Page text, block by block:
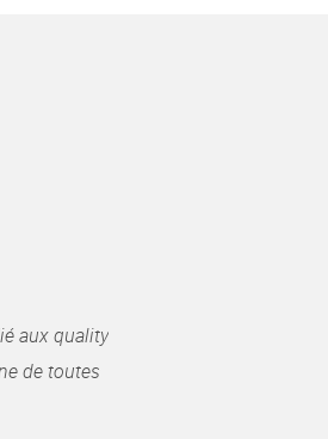
aux quality
de toutes